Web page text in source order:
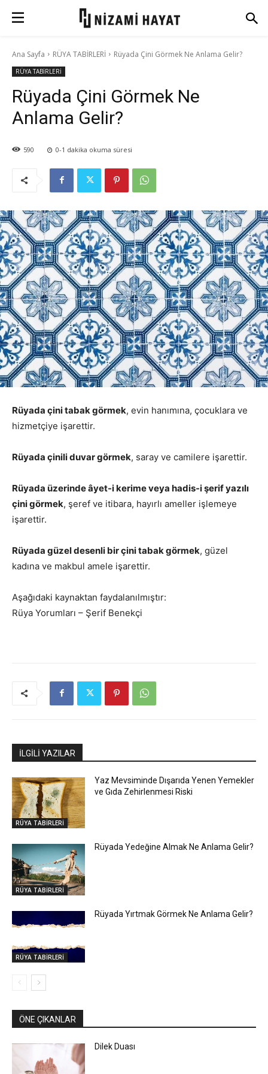
Ana Sayfa RÜYA TABİRLERİ Rüyada Çini Görmek Ne Anlama Gelir?
RÜYA TABİRLERİ
Rüyada Çini Görmek Ne
Anlama Gelir?
590 0-1 dakika okuma süresi
Rüyada çini tabak görmek, evin hanımına, çocuklara ve
hizmetçiye işarettir.
Rüyada çinili duvar görmek, saray ve camilere işarettir.
Rüyada üzerinde âyet-i kerime veya hadis-i şerif yazılı
çini görmek, şeref ve itibara, hayırlı ameller işlemeye
işarettir.
Rüyada güzel desenli bir çini tabak görmek, güzel
kadına ve makbul amele işarettir.
Aşağıdaki kaynaktan faydalanılmıştır:
Rüya Yorumları – Şerif Benekçi
İLGİLİ YAZILAR
RÜYA TABİRLERİ
Yaz Mevsiminde Dışarıda Yenen Yemekler
ve Gıda Zehirlenmesi Riski
RÜYA TABİRLERİ
Rüyada Yedeğine Almak Ne Anlama Gelir?
RÜYA TABİRLERİ
Rüyada Yırtmak Görmek Ne Anlama Gelir?
ÖNE ÇIKANLAR
Dilek Duası